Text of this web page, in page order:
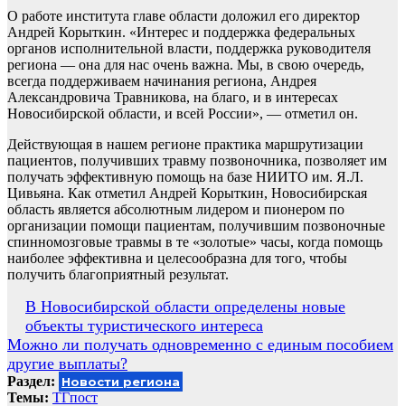
О работе института главе области доложил его директор
Андрей Корыткин. «Интерес и поддержка федеральных
органов исполнительной власти, поддержка руководителя
региона — она для нас очень важна. Мы, в свою очередь,
всегда поддерживаем начинания региона, Андрея
Александровича Травникова, на благо, и в интересах
Новосибирской области, и всей России», — отметил он.
Действующая в нашем регионе практика маршрутизации
пациентов, получивших травму позвоночника, позволяет им
получать эффективную помощь на базе НИИТО им. Я.Л.
Цивьяна. Как отметил Андрей Корыткин, Новосибирская
область является абсолютным лидером и пионером по
организации помощи пациентам, получившим позвоночные
спинномозговые травмы в те «золотые» часы, когда помощь
наиболее эффективна и целесообразна для того, чтобы
получить благоприятный результат.
Навигация
по
записям
В Новосибирской области определены новые
объекты туристического интереса
Можно ли получать одновременно с единым пособием
другие выплаты?
Раздел: Новости региона
Темы: ТГпост